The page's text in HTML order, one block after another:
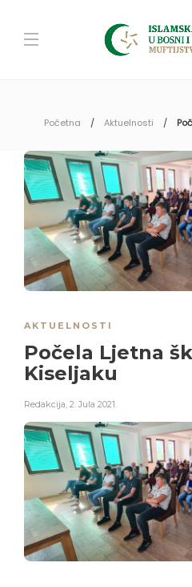
Početna Aktuelnosti
AKTUELNOSTI
Počela Ljetna
Kiseljaku
Redakcija 2. Jula 2021.